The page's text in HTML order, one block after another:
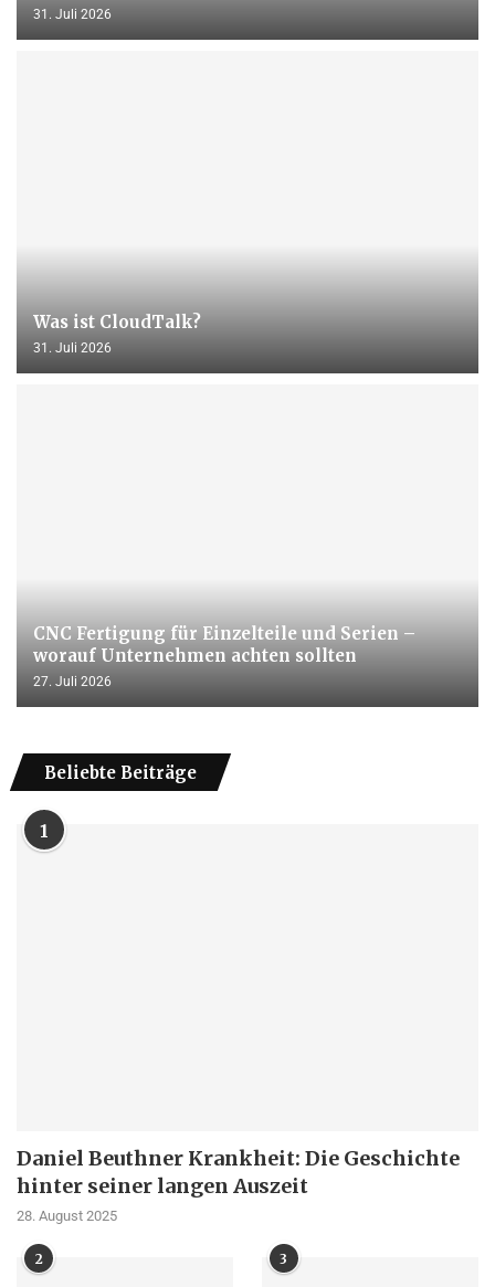
31. Juli 2026
Was ist CloudTalk?
31. Juli 2026
CNC Fertigung für Einzelteile und Serien –
worauf Unternehmen achten sollten
27. Juli 2026
Beliebte Beiträge
1
Daniel Beuthner Krankheit: Die Geschichte
hinter seiner langen Auszeit
28. August 2025
2 3